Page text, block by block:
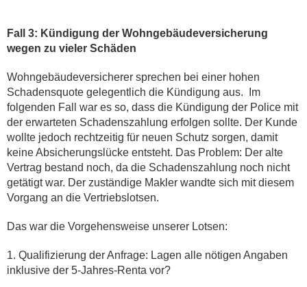
Fall 3: Kündigung der Wohngebäudeversicherung
wegen zu vieler Schäden
Wohngebäudeversicherer sprechen bei einer hohen
Schadensquote gelegentlich die Kündigung aus. Im
folgenden Fall war es so, dass die Kündigung der Police mit
der erwarteten Schadenszahlung erfolgen sollte. Der Kunde
wollte jedoch rechtzeitig für neuen Schutz sorgen, damit
keine Absicherungslücke entsteht. Das Problem: Der alte
Vertrag bestand noch, da die Schadenszahlung noch nicht
getätigt war. Der zuständige Makler wandte sich mit diesem
Vorgang an die Vertriebslotsen.
Das war die Vorgehensweise unserer Lotsen:
1. Qualifizierung der Anfrage: Lagen alle nötigen Angaben
inklusive der 5-Jahres-Renta vor?